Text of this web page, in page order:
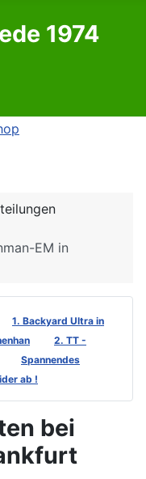
1974
EM in
1. Backyard Ultra in
2. TT -
Spannendes
ab !
bei